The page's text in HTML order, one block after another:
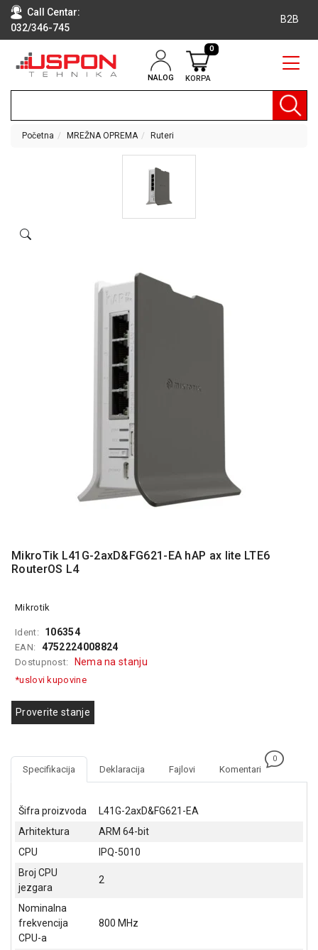
Call Centar:
032/346-745
B2B
NALOG KORPA
0
RAČUNARI
TEHNIKA
VIDEO
RAČUNARSKE
KOMPONENTE
RAČUNARSKE
GAMING
EELEKTRO
SOLARNI
MREŽNA
OPREMA
ŠTAMPAČI,
SKENERI I
FOTOKOPIRI
I KAMERE
GPS
NAVIGACIJE
Početna MREŽNA OPREMA Ruteri
MikroTik L41G-2axD&FG621-EA hAP ax lite LTE6
RouterOS L4
Mikrotik
Ident: 106354
EAN: 4752224008824
Dostupnost: Nema na stanju
*uslovi kupovine
Proverite stanje
Specifikacija Deklaracija Fajlovi Komentari
0
Šifra proizvoda
L41G-2axD&FG621-EA
Arhitektura
ARM 64-bit
CPU
IPQ-5010
Broj CPU
jezgara
2
Nominalna
frekvencija
CPU-a
800 MHz